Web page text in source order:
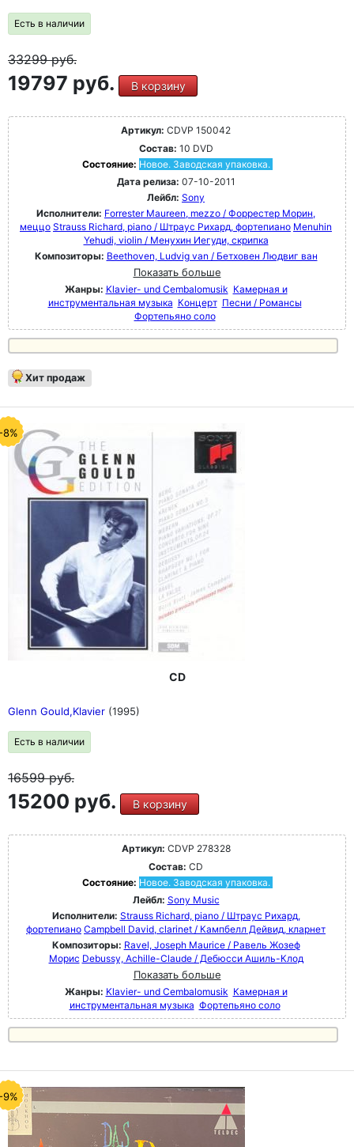
Есть в наличии
33299руб.
19797 руб. В корзину
Артикул: CDVP 150042
Состав: 10 DVD
Состояние: Новое. Заводская упаковка.
Дата релиза: 07-10-2011
Лейбл: Sony
Исполнители: Forrester Maureen, mezzo / Форрестер Морин,
меццо Strauss Richard, piano / Штраус Рихард, фортепиано Menuhin
Yehudi, violin / Менухин Иегуди, скрипка
Композиторы: Beethoven, Ludvig van / Бетховен Людвиг ван
Показать больше
Жанры: Klavier- und Cembalomusik Камерная и
инструментальная музыка Концерт Песни / Романсы
Фортепьяно соло
Хит продаж
8%
CD
Glenn Gould,Klavier (1995)
Есть в наличии
16599руб.
15200 руб. В корзину
Артикул: CDVP 278328
Состав: CD
Состояние: Новое. Заводская упаковка.
Лейбл: Sony Music
Исполнители: Strauss Richard, piano / Штраус Рихард,
фортепиано Campbell David, clarinet / Кампбелл Дейвид, кларнет
Композиторы: Ravel, Joseph Maurice / Равель Жозеф
Морис Debussy, Achille-Claude / Дебюсси Ашиль-Клод
Показать больше
Жанры: Klavier- und Cembalomusik Камерная и
инструментальная музыка Фортепьяно соло
9%